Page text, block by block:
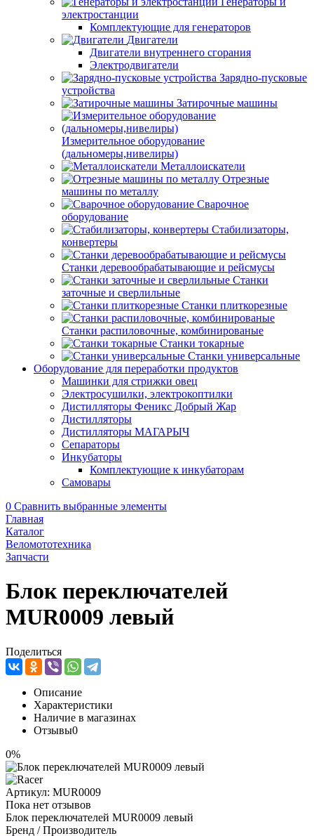
электростанции
Комплектующие для генераторов
Двигатели
Двигатели внутреннего сгорания
Электродвигатели
Зарядно-пусковые
устройства
Затирочные машины
Измерительное оборудование
(дальномеры,нивелиры)
Металлоискатели
Отрезные
машины по металлу
Сварочное
оборудование
Стабилизаторы,
конвертеры
Станки деревообрабатывающие и рейсмусы
Станки
заточные и сверлильные
Станки плиткорезные
Станки распиловочные, комбинированые
Станки токарные
Станки универсальные
Оборудование для переработки продуктов
Машинки для стрижки овец
Электросушилки, электрокоптилки
Дистилляторы Феникс Добрый Жар
Дистилляторы
Дистилляторы МАГАРЫЧ
Сепараторы
Инкубаторы
Комплектующие к инкубаторам
Самовары
0 Сравнить выбранные элементы
Главная
Каталог
Веломототехника
Запчасти
Блок переключателей
MUR0009 левый
Поделиться
Описание
Характеристики
Наличие в магазинах
Отзывы0
0%
Артикул: MUR0009
Пока нет отзывов
Блок переключателей MUR0009 левый
Бренд / Производитель